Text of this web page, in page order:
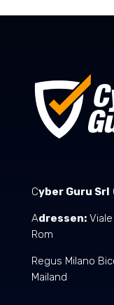
Cyber Guru Srl
Adressen:Viale
Rom
Regus Milano
Mailand